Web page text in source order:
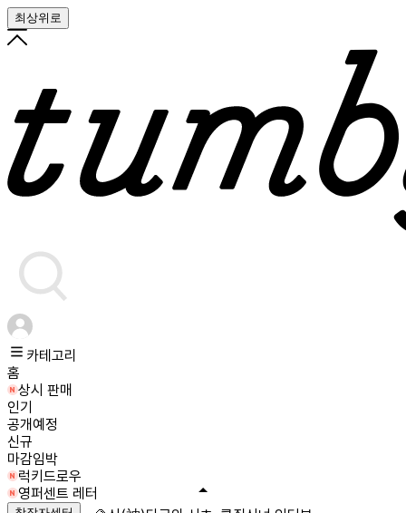
최상위로
카테고리
홈
상시 판매
인기
공개예정
신규
마감임박
럭키드로우
영퍼센트 레터